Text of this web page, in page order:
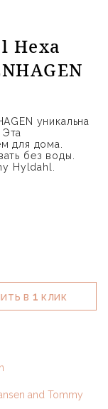
Hexa
уникальна
для дома.
без воды.
Hyldahl.
В 1 КЛИК
and Tommy